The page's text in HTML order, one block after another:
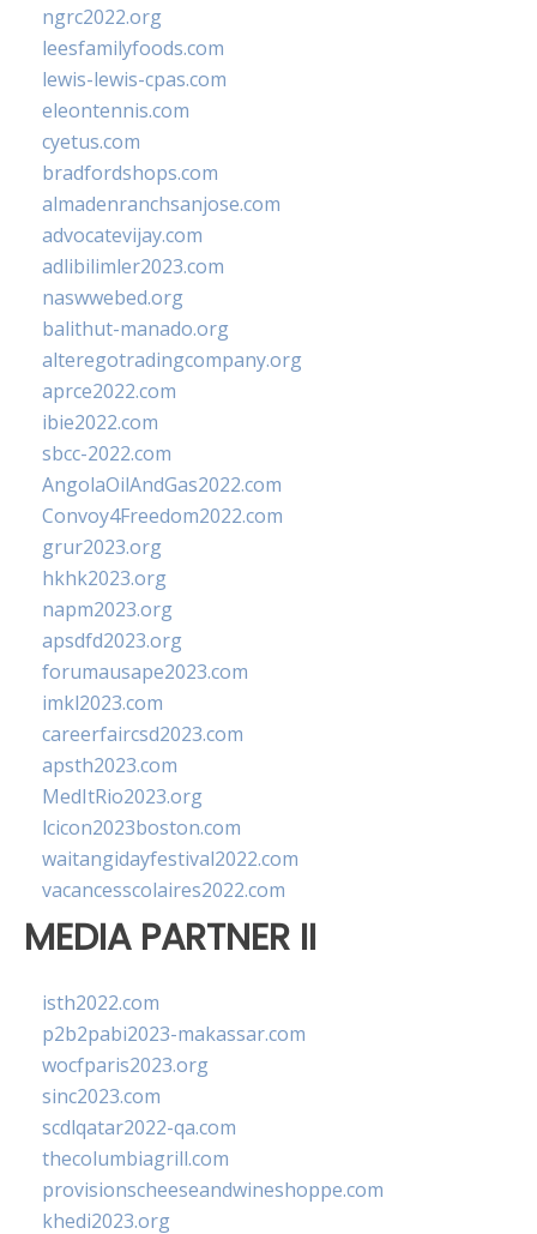
ngrc2022.org
leesfamilyfoods.com
lewis-lewis-cpas.com
eleontennis.com
cyetus.com
bradfordshops.com
almadenranchsanjose.com
advocatevijay.com
adlibilimler2023.com
naswwebed.org
balithut-manado.org
alteregotradingcompany.org
aprce2022.com
ibie2022.com
sbcc-2022.com
AngolaOilAndGas2022.com
Convoy4Freedom2022.com
grur2023.org
hkhk2023.org
napm2023.org
apsdfd2023.org
forumausape2023.com
imkl2023.com
careerfaircsd2023.com
apsth2023.com
MedItRio2023.org
lcicon2023boston.com
waitangidayfestival2022.com
vacancesscolaires2022.com
MEDIA PARTNER II
isth2022.com
p2b2pabi2023-makassar.com
wocfparis2023.org
sinc2023.com
scdlqatar2022-qa.com
thecolumbiagrill.com
provisionscheeseandwineshoppe.com
khedi2023.org